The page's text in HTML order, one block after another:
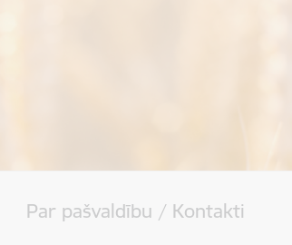
Par pašvaldību / Kontakti